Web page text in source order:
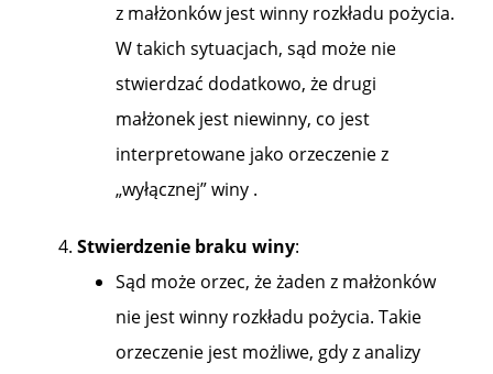
z małżonków jest winny rozkładu pożycia.
W takich sytuacjach, sąd może nie
stwierdzać dodatkowo, że drugi
małżonek jest niewinny, co jest
interpretowane jako orzeczenie z
„wyłącznej” winy .
Stwierdzenie braku winy:
Sąd może orzec, że żaden z małżonków
nie jest winny rozkładu pożycia. Takie
orzeczenie jest możliwe, gdy z analizy